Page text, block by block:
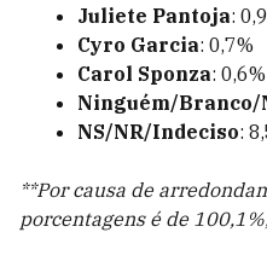
Juliete Pantoja:
Cyro Garcia: 0,7%
Carol Sponza: 0,6%
Ninguém/Branco/
NS/NR/Indeciso:
**Por causa de
porcentagens é de